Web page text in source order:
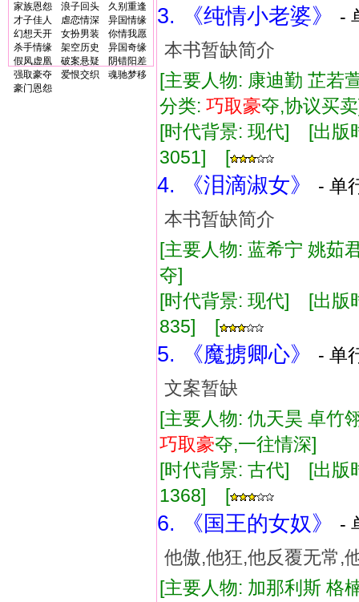
家族恩怨
浪子回头
久别重逢
才子佳人
虐恋情深
异国情缘
幻想天开
女扮男装
你情我愿
杀手情缘
架空历史
异国奇缘
假凤虚凰
破案悬疑
阴错阳差
强取豪夺
爱恨交织
魂驰梦移
豪门恩怨
3. 《纯情小老婆》
-
本书暂缺简介
[主要人物: 康迪勤 芷
分类: 巧取豪夺,协议买
[时代背景: 现代] [出
3051] [
4. 《泪滴淑女》
- 单
本书暂缺简介
[主要人物: 蓝希宁 姚
夺]
[时代背景: 现代] [出
835] [
5. 《魔掳卿心》
- 单
文案暂缺
[主要人物: 仇天昊 卓
巧取豪夺,一往情深]
[时代背景: 古代] [出
1368] [
6. 《国王的女奴》
-
他傲,他狂,他反覆无常,
[主要人物: 加那利斯